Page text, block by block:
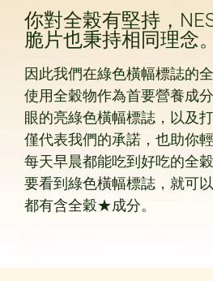
你對全榖有堅持，
脆片也秉持相同理念。
因此我們在綠色橫幅標誌的
使用全穀物作為首要營養成
眼的亮綠色橫幅標誌，以及
僅代表我們的承諾，也助你
每天早晨都能吃到好吃的全
要看到綠色橫幅標誌，就可
都有含全穀★成分。